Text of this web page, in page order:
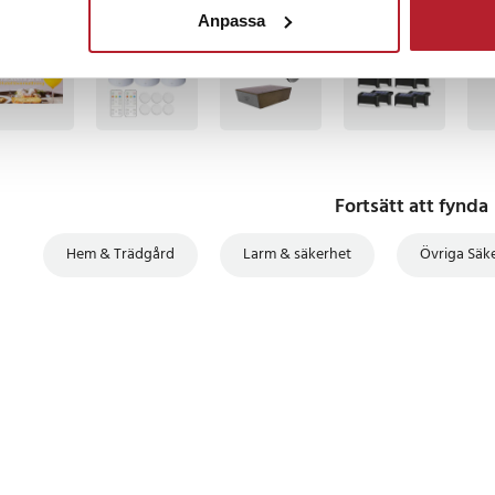
Anpassa
Fortsätt att fynda
Hem & Trädgård Larm & säkerhet Övriga